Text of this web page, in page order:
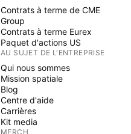
Contrats à terme de CME
Group
Contrats à terme Eurex
Paquet d'actions US
AU SUJET DE L'ENTREPRISE
Qui nous sommes
Mission spatiale
Blog
Centre d'aide
Carrières
Kit media
MERCH